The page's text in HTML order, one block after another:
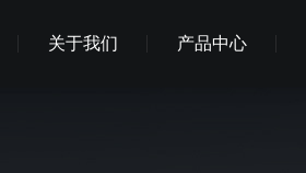
关于我们 产品中心